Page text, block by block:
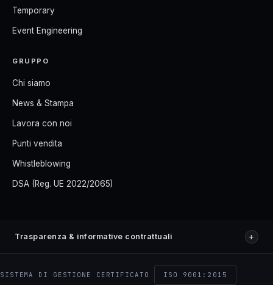
Temporary
Event Engineering
GRUPPO
Chi siamo
News & Stampa
Lavora con noi
Punti vendita
Whistleblowing
DSA (Reg. UE 2022/2065)
Trasparenza & informative contrattuali +
SISTEMA DI GESTIONE CERTIFICATO ISO 9001:2015